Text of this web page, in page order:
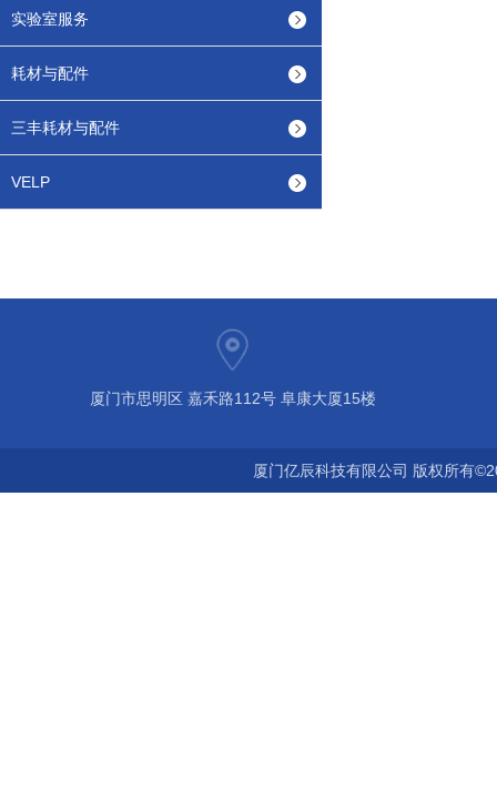
实验室服务
耗材与配件
三丰耗材与配件
VELP
厦门市思明区 嘉禾路112号 阜康大厦15楼
厦门亿辰科技有限公司 版权所有